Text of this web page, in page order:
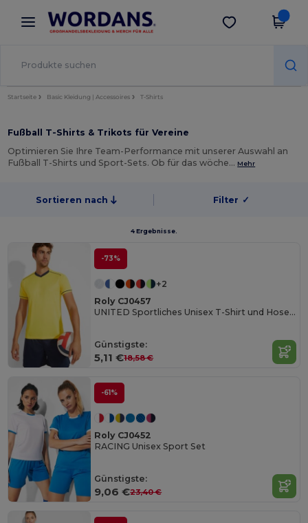
× Wordans App
Bessere Preise in der App!
App holen
Startseite Basic Kleidung | Accessoires T-Shirts
Fußball T-Shirts & Trikots für Vereine
Optimieren Sie Ihre Team-Performance mit unserer Auswahl an
Fußball T-Shirts und Sport-Sets. Ob für das wöche… Mehr
Sortieren nach Filter ✓
4 Ergebnisse.
-73%
+2
Roly CJ0457
UNITED Sportliches Unisex T-Shirt und Hosen-Set
Günstigste:
5,11 €18,58 €
-61%
Roly CJ0452
RACING Unisex Sport Set
Günstigste:
9,06 €23,40 €